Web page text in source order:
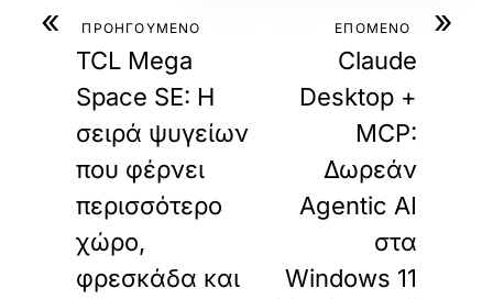
« ΠΡΟΗΓΟΥΜΕΝΟ
TCL Mega
Space SE: Η
σειρά ψυγείων
που φέρνει
περισσότερο
χώρο,
φρεσκάδα και
»
ΕΠΟΜΕΝΟ
Claude
Desktop +
MCP:
Δωρεάν
Agentic AI
στα
Windows 11